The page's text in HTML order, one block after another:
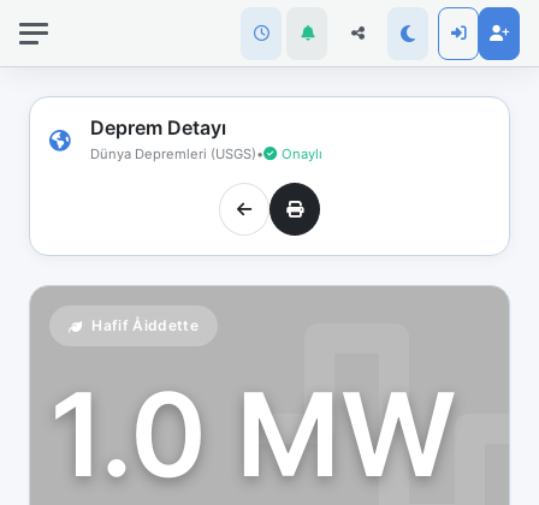
Deprem Detayı
Dünya Depremleri (USGS)• Onaylı
Hafif Åiddette
1.0 MW
bağlantınız
koptu!
Çevrimdışı
moddasınız.